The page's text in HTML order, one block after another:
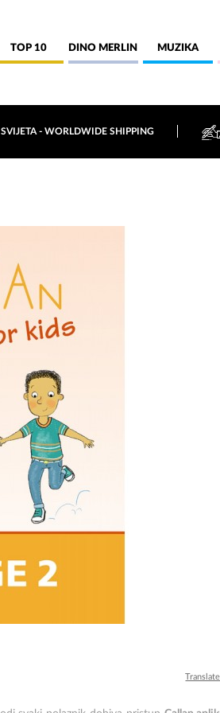
TOP 10 DINO MERLIN MUZIKA
- WORLDWIDE SHIPPING
Translate